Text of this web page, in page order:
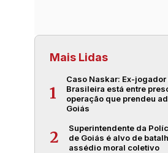
Mais Lidas
1
Caso Naskar: Ex-
Brasileira está entre
operação que prendeu
Goiás
2
Superintendente da
de Goiás é alvo de
assédio moral coletivo